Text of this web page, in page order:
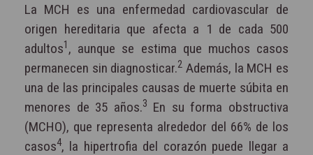
La MCH es una enfermedad cardiovascular de
origen hereditaria que afecta a 1 de cada 500
adultos1 , aunque se estima que muchos casos
permanecen sin diagnosticar.2 Además, la MCH es
una de las principales causas de muerte súbita en
menores de 35 años.3 En su forma obstructiva
(MCHO), que representa alrededor del 66% de los
casos4, la hipertrofia del corazón puede llegar a